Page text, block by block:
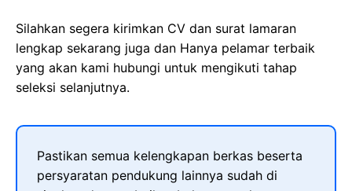
Silahkan segera kirimkan CV dan surat lamaran
lengkap sekarang juga dan Hanya pelamar terbaik
yang akan kami hubungi untuk mengikuti tahap
seleksi selanjutnya.
Pastikan semua kelengkapan berkas beserta
persyaratan pendukung lainnya sudah di